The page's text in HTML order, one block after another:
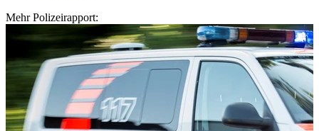
Mehr Polizeirapport: